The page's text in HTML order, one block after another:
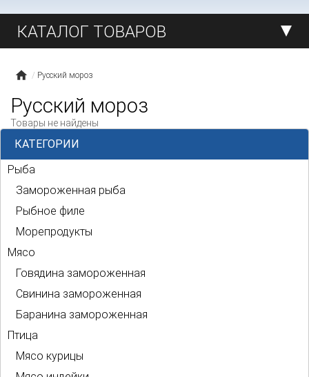
КАТАЛОГ ТОВАРОВ
Русский мороз
Русский мороз
Товары не найдены
КАТЕГОРИИ
Рыба
Замороженная рыба
Рыбное филе
Морепродукты
Мясо
Говядина замороженная
Свинина замороженная
Баранина замороженная
Птица
Мясо курицы